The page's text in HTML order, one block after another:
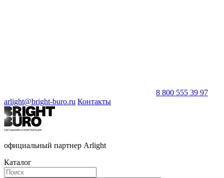
8 800 555 39 97
arlight@bright-buro.ru Контакты
официальный партнер Arlight
Каталог